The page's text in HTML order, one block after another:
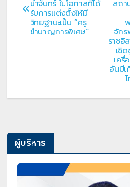
เรื่อง สถา
จักร
ราชอิ
เชิ
เครื่
อันมี
น้ำจันทร์ ในโอกาสที่ได้
รับการแต่งตั้งให้มี
วิทยฐานะเป็น “ครู
ชำนาญการพิเศษ”
ผู้บริหาร